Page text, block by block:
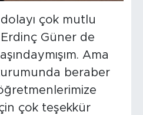
çok mutlu
Güner de
Ama
beraber
çok teşekkür